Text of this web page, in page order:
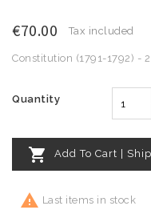
€70.00 Tax included
Constitution (1791-1792) -
Quantity
 Add To Cart |
 Last items in stock